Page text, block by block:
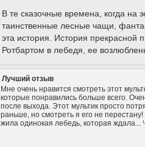
В те сказочные времена, когда на
таинственные лесные чащи,
эта история. История
Ротбартом в лебедя, ее
Лучший отзыв
Мне очень нравится смотреть этот
которые понравились больше всего.
после выхода. Этот мультик просто
раньше, но смотреть я его не
жила одинокая лебедь, которая ждала...